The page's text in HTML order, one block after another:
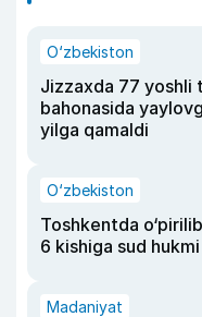
O‘zbekiston
Jizzaxda 77 yoshli
bahonasida
yilga qamaldi
O‘zbekiston
Toshkentda
6 kishiga sud hukmi
Madaniyat